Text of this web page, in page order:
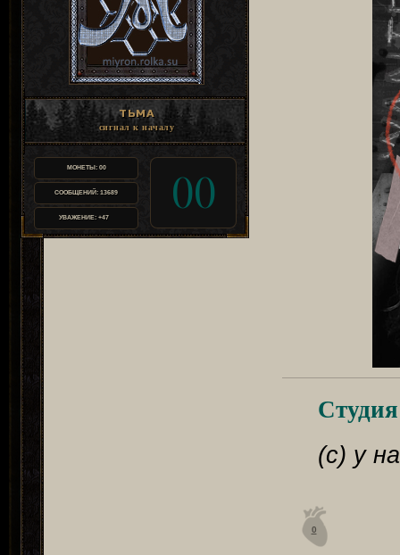
ТЬМА
сигнал к началу
МОНЕТЫ:00
СООБЩЕНИЙ: 13689
УВАЖЕНИЕ: +47 00
(с) у
0